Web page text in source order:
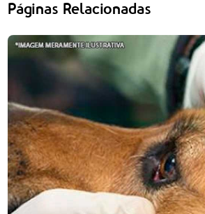
Páginas Relacionadas